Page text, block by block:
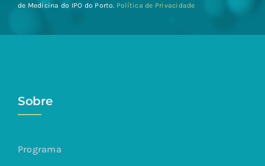
de Medicina do IPO do Porto. Política de Privacidade
Sobre
Programa